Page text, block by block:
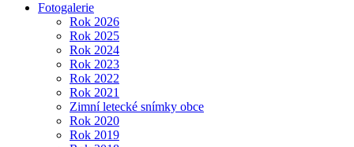
Fotogalerie
Rok 2026
Rok 2025
Rok 2024
Rok 2023
Rok 2022
Rok 2021
Zimní letecké snímky obce
Rok 2020
Rok 2019